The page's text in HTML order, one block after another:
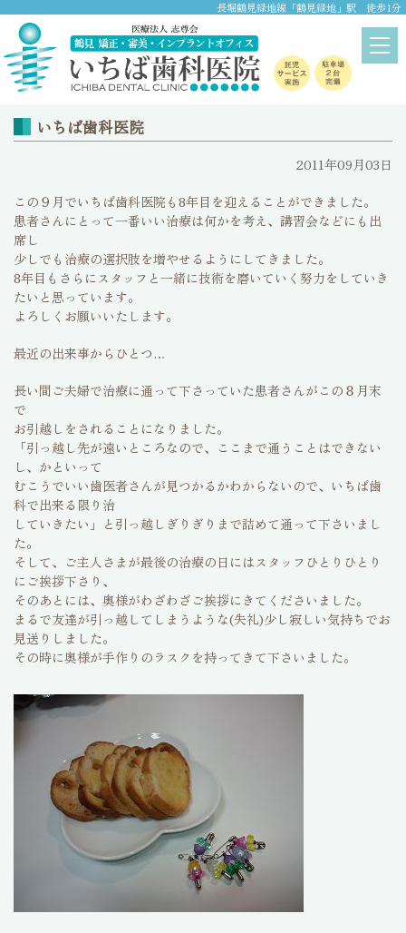
長堀鶴見緑地線「鶴見緑地」駅 徒歩1分
ブログ
home
いちば歯科医院
2011年09月03日
この９月でいちば歯科医院も8年目を迎えることができました。
患者さんにとって一番いい治療は何かを考え、講習会などにも出
席し
少しでも治療の選択肢を増やせるようにしてきました。
8年目もさらにスタッフと一緒に技術を磨いていく努力をしていき
たいと思っています。
よろしくお願いいたします。
最近の出来事からひとつ…
長い間ご夫婦で治療に通って下さっていた患者さんがこの８月末
で
お引越しをされることになりました。
「引っ越し先が遠いところなので、ここまで通うことはできない
し、かといって
むこうでいい歯医者さんが見つかるかわからないので、いちば歯
科で出来る限り治
していきたい」と引っ越しぎりぎりまで詰めて通って下さいまし
た。
そして、ご主人さまが最後の治療の日にはスタッフひとりひとり
にご挨拶下さり、
そのあとには、奥様がわざわざご挨拶にきてくださいました。
まるで友達が引っ越してしまうような(失礼)少し寂しい気持ちでお
見送りしました。
その時に奥様が手作りのラスクを持ってきて下さいました。